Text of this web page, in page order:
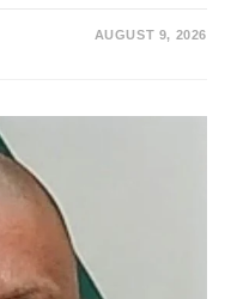
AUGUST 9, 2026